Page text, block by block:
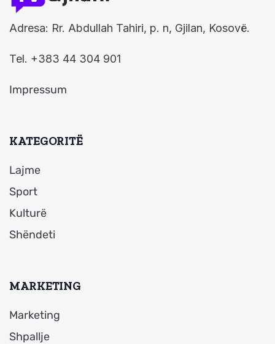
Adresa: Rr. Abdullah Tahiri, p. n, Gjilan, Kosovë.
Tel. +383 44 304 901
Impressum
KATEGORITË
Lajme
Sport
Kulturë
Shëndeti
MARKETING
Marketing
Shpallje